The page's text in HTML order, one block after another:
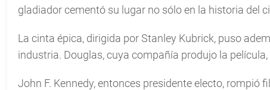
gladiador cementó su lugar no sólo en la historia del
La cinta épica, dirigida por Stanley Kubrick, puso
industria. Douglas, cuya compañía produjo la
John F. Kennedy, entonces presidente electo, rompió